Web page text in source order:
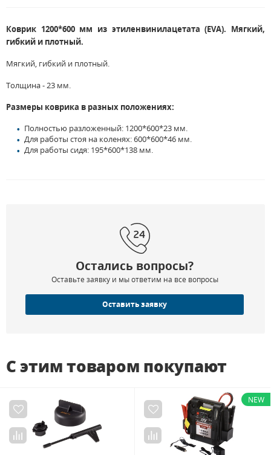
Коврик 1200*600 мм из этиленвинилацетата (EVA). Мягкий,
гибкий и плотный.
Мягкий, гибкий и плотный.
Толщина - 23 мм.
Размеры коврика в разных положениях:
Полностью разложенный: 1200*600*23 мм.
Для работы стоя на коленях: 600*600*46 мм.
Для работы сидя: 195*600*138 мм.
Остались вопросы?
Оставьте заявку и мы ответим на все вопросы
Оставить заявку
С этим товаром покупают
NEW